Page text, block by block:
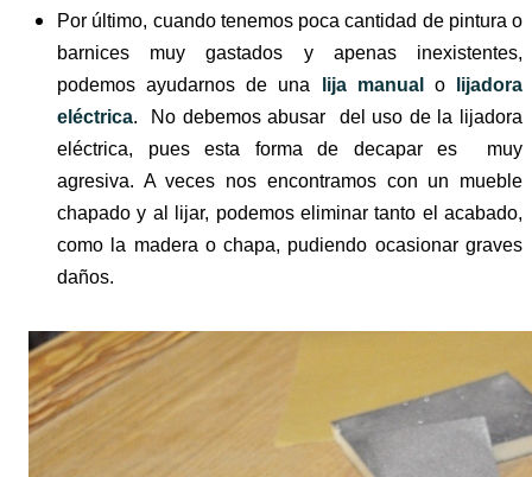
Por último, cuando tenemos poca cantidad de pintura o
barnices muy gastados y apenas inexistentes,
podemos ayudarnos de una
lija manual o
lijadora
eléctrica.
No debemos abusar del uso de la lijadora
eléctrica, pues esta forma de decapar es muy
agresiva. A veces nos encontramos con un mueble
chapado y al lijar, podemos eliminar tanto el acabado,
como la madera o chapa, pudiendo ocasionar graves
daños.